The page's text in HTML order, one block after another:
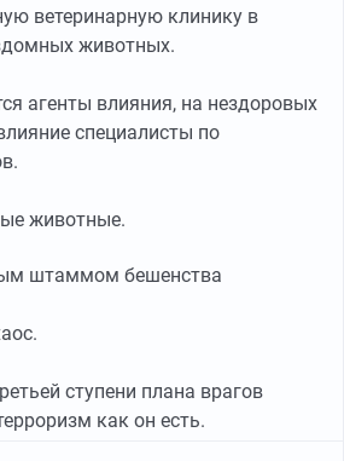
ветеринарную клинику в
животных.
агенты влияния, на нездоровых
специалисты по
животные.
штаммом бешенства
ступени плана врагов
как он есть.